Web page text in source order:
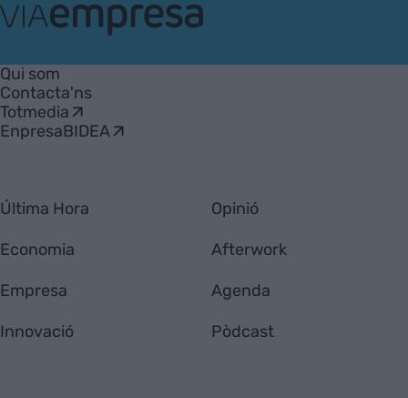
Empresa
Qui som
Contacta'ns
Totmedia
EnpresaBIDEA
Última Hora
Economia
Empresa
Innovació
Opinió
Afterwork
Agenda
Pòdcast